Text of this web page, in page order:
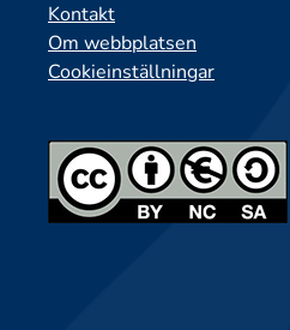
Kontakt
Om webbplatsen
Cookieinställningar